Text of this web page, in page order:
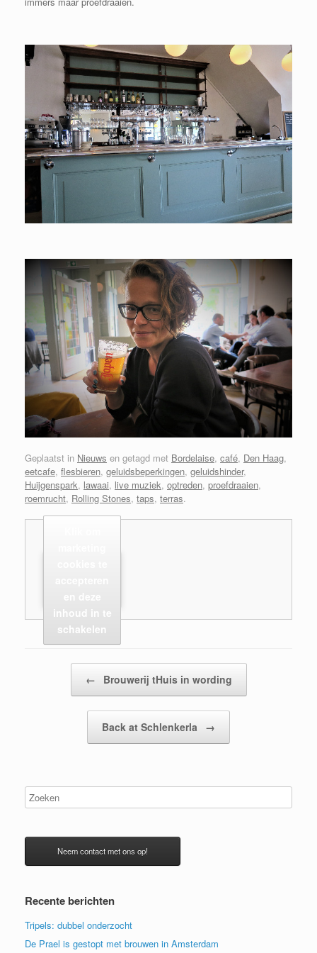
Geplaatst in Nieuws en getagd met Bordelaise, café, Den Haag,
eetcafe, flesbieren, geluidsbeperkingen, geluidshinder,
Huijgenspark, lawaai, live muziek, optreden, proefdraaien,
roemrucht, Rolling Stones, taps, terras.
inhoud in te
schakelen
← Brouwerij tHuis in wording
Back at Schlenkerla →
Neem contact met ons op!
Recente berichten
Tripels: dubbel onderzocht
De Prael is gestopt met brouwen in Amsterdam